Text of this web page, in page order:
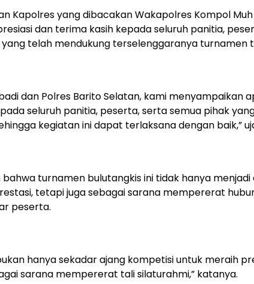
Kapolres yang dibacakan Wakapolres Kompol Muh
dan terima kasih kepada seluruh panitia,
telah mendukung terselenggaranya turnamen
dan Polres Barito Selatan, kami menyampaikan
seluruh panitia, peserta, serta semua pihak
kegiatan ini dapat terlaksana dengan baik,”
bahwa turnamen bulutangkis ini tidak hanya
tetapi juga sebagai sarana mempererat
peserta.
hanya sekadar ajang kompetisi untuk meraih
sarana mempererat tali silaturahmi,” katanya.